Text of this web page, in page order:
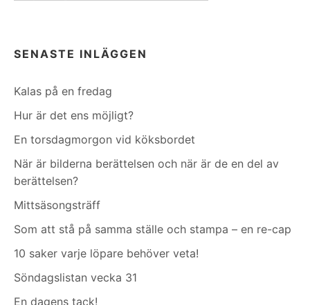
SENASTE INLÄGGEN
Kalas på en fredag
Hur är det ens möjligt?
En torsdagmorgon vid köksbordet
När är bilderna berättelsen och när är de en del av
berättelsen?
Mittsäsongsträff
Som att stå på samma ställe och stampa – en re-cap
10 saker varje löpare behöver veta!
Söndagslistan vecka 31
En dagens tack!